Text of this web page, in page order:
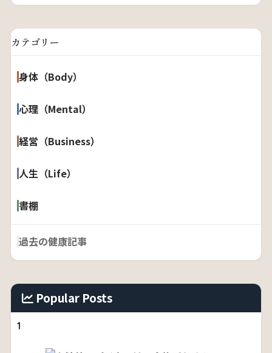
カテゴリー
身体（Body）
心理（Mental）
経営（Business）
人生（Life）
書棚
過去の健康記事
Popular Posts
1